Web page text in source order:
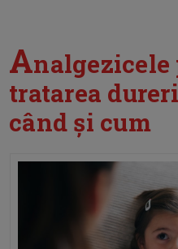
A
tratarea
când și cum